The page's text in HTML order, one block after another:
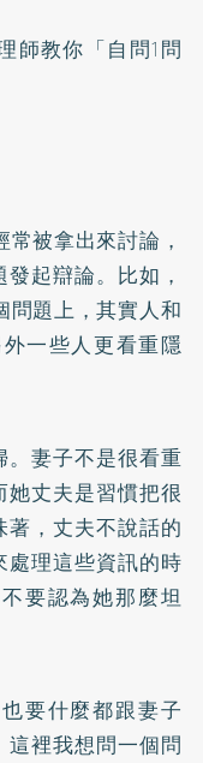
師教你「自問1問
被拿出來討論，
起辯論。比如，
問題上，其實人和
一些人更看重隱
妻子不是很看重
丈夫是習慣把很
，丈夫不說話的
處理這些資訊的時
要認為她那麼坦
要什麼都跟妻子
裡我想問一個問